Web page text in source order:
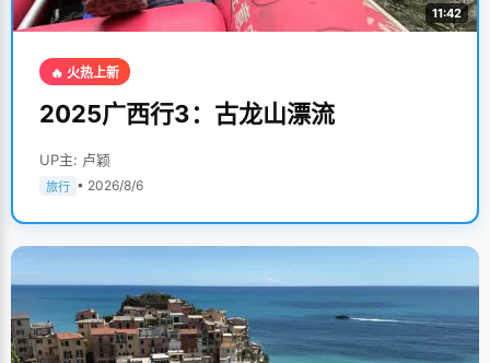
11:42
🔥 火热上新
2025广西行3：古龙山漂流
UP主: 卢颖
旅行 • 2026/8/6